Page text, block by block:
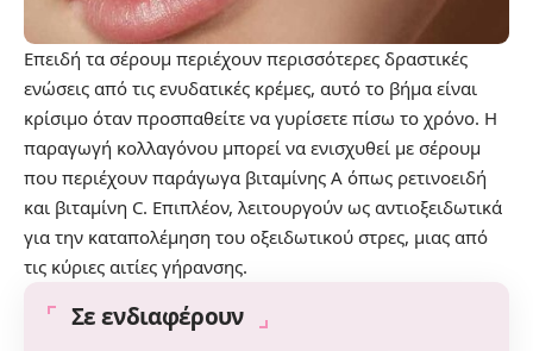
Επειδή τα σέρουμ περιέχουν περισσότερες δραστικές
ενώσεις από τις ενυδατικές κρέμες, αυτό το βήμα είναι
κρίσιμο όταν προσπαθείτε να γυρίσετε πίσω το χρόνο. Η
παραγωγή κολλαγόνου μπορεί να ενισχυθεί με σέρουμ
που περιέχουν παράγωγα βιταμίνης Α όπως ρετινοειδή
και βιταμίνη C. Επιπλέον, λειτουργούν ως αντιοξειδωτικά
για την καταπολέμηση του οξειδωτικού στρες, μιας από
τις κύριες αιτίες γήρανσης.
Σε ενδιαφέρουν